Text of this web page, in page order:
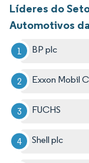
Líderes do
Automotivos
BP plc
Exxon Mobil
FUCHS
Shell plc